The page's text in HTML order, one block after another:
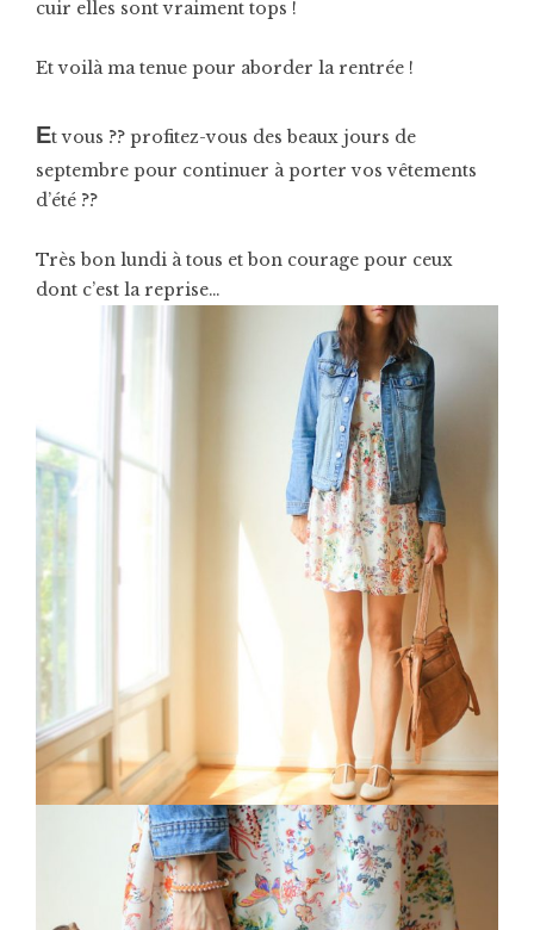
cuir elles sont vraiment tops !
Et voilà ma tenue pour aborder la rentrée !
Et vous ?? profitez-vous des beaux jours de
septembre pour continuer à porter vos vêtements
d’été ??
Très bon lundi à tous et bon courage pour ceux
dont c’est la reprise…